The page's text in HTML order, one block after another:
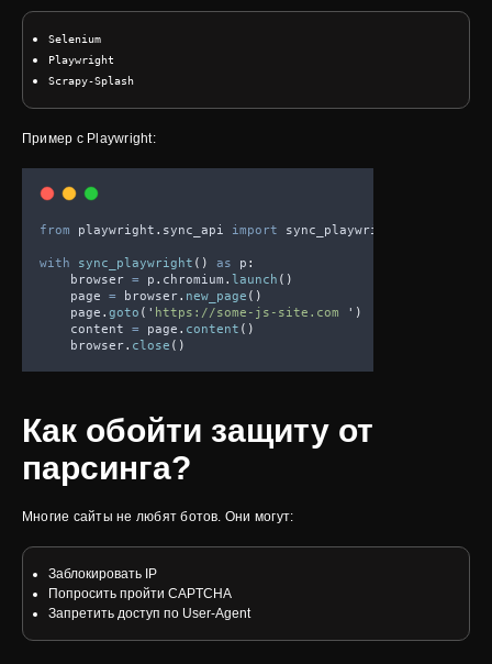
Selenium
Playwright
Scrapy-Splash
Пример с Playwright:
from playwright . sync_api import sync_playwright
with sync_playwright () as p :
    browser
= p . chromium . launch ()
    page
= browser. new_page ()
    page
. goto ( ' https://some-js-site.com ' )
    content
= page . content ()
    browser
. close ()
Как обойти защиту от
парсинга?
Многие сайты не любят ботов. Они могут:
Заблокировать IP
Попросить пройти CAPTCHA
Запретить доступ по User-Agent